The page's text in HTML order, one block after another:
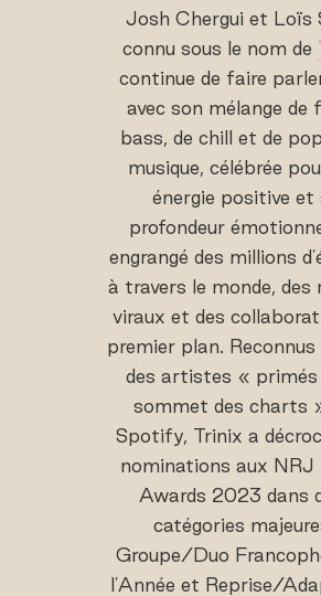
Josh Chergui et Loïs
connu sous le nom de
continue de faire
avec son mélange de
bass, de chill et de
musique, célébrée
énergie positive et
profondeur
engrangé des millions
à travers le monde, des
viraux et des
premier plan.
des artistes « primés
sommet des charts
Spotify, Trinix a
nominations aux NRJ
Awards 2023 dans
catégories
Groupe/Duo
l'Année et Reprise/